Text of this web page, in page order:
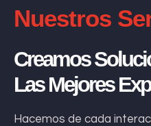
Nuestros
Creamos
Las Mejores
Hacemos de cada